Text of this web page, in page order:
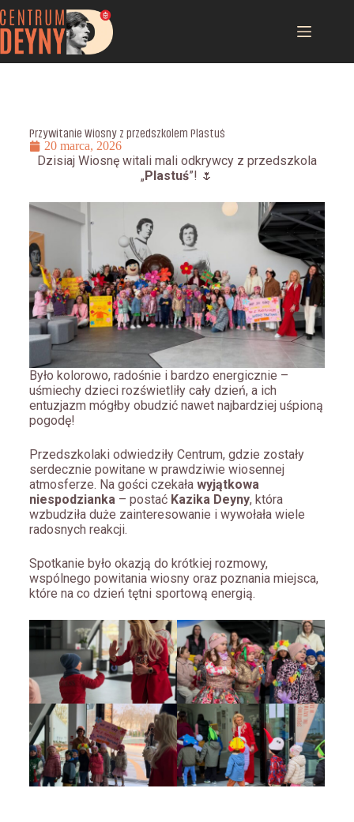
Przywitanie Wiosny z przedszkolem Plastuś
20 marca, 2026
Dzisiaj Wiosnę witali mali odkrywcy z przedszkola
„Plastuś”! 🌷
Było kolorowo, radośnie i bardzo energicznie –
uśmiechy dzieci rozświetliły cały dzień, a ich
entuzjazm mógłby obudzić nawet najbardziej uśpioną
pogodę!
Przedszkolaki odwiedziły Centrum, gdzie zostały
serdecznie powitane w prawdziwie wiosennej
atmosferze. Na gości czekała wyjątkowa
niespodzianka– postać Kazika Deyny, która
wzbudziła duże zainteresowanie i wywołała wiele
radosnych reakcji.
Spotkanie było okazją do krótkiej rozmowy,
wspólnego powitania wiosny oraz poznania miejsca,
które na co dzień tętni sportową energią.